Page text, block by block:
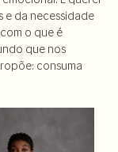
e da necessidade
o que é
que nos
consuma